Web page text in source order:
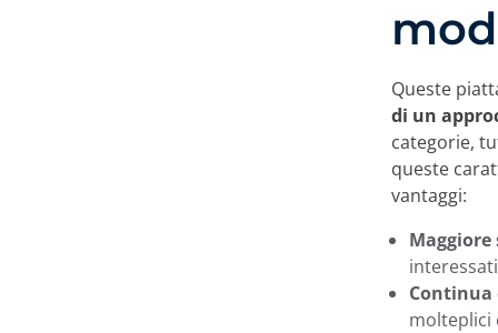
Queste
di un
categorie,
queste
vantaggi:
Continua
molteplici